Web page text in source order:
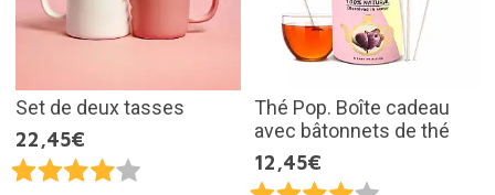
Set de deux tasses
22,45€
Thé Pop. Boîte cadeau
avec bâtonnets de thé
12,45€